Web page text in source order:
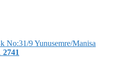
No:31/9 Yunusemre/Manisa
2741